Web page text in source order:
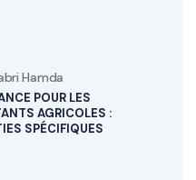
Hamda
POUR LES
AGRICOLES :
SPÉCIFIQUES